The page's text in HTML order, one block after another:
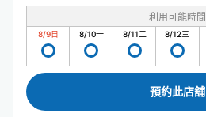
利用可能時間
8/9日 8/10一 8/11二 8/12三
預約此店舖